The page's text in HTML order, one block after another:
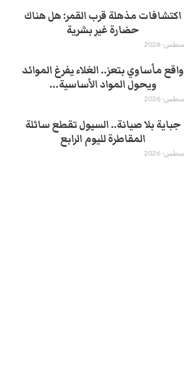
اكتشافات مذهلة قرب القمر: هل هناك
حضارة غير بشرية
واقع مأساوي بتعز.. الغلاء يفرغ الموائد
ويحول المواد الأساسية…
جباية بلا صيانة.. السيول تقطع سائلة
المقاطرة لليوم الرابع